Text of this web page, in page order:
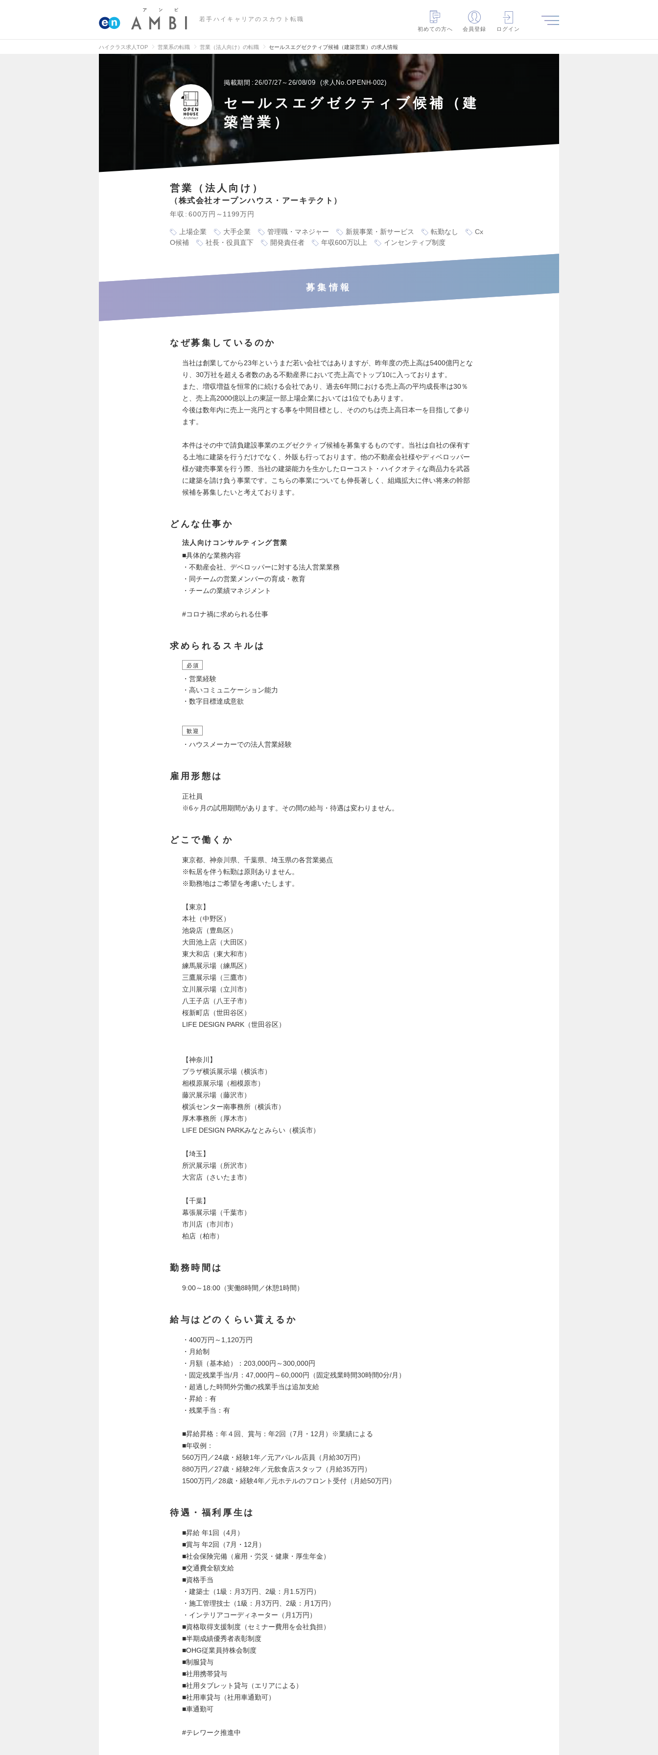
若手ハイキャリアのスカウト転職
初めての方へ
会員登録 ログイン
ハイクラス求人TOP 営業系の転職 営業（法人向け）の転職 セールスエグゼクティブ候補（建築営業）の求人情報
掲載期間 26/07/27～26/08/09 求人No.OPENH-002
セールスエグゼクティブ候補（建
築営業）
営業（法人向け）
株式会社オープンハウス・アーキテクト
年収 600万円～1199万円
上場企業 大手企業 管理職・マネジャー 新規事業・新サービス 転勤なし
Cx
O候補
社長・役員直下 開発責任者 年収600万以上 インセンティブ制度
募集情報
なぜ募集しているのか
当社は創業してから23年というまだ若い会社ではありますが、昨年度の売上高は5400億円とな
り、30万社を超える者数のある不動産界において売上高でトップ10に入っております。
また、増収増益を恒常的に続ける会社であり、過去6年間における売上高の平均成長率は30％
と、売上高2000億以上の東証一部上場企業においては1位でもあります。
今後は数年内に売上一兆円とする事を中間目標とし、そののちは売上高日本一を目指して参り
ます。
本件はその中で請負建設事業のエグゼクティブ候補を募集するものです。当社は自社の保有す
る土地に建築を行うだけでなく、外販も行っております。他の不動産会社様やディベロッパー
様が建売事業を行う際、当社の建築能力を生かしたローコスト・ハイクオティな商品力を武器
に建築を請け負う事業です。こちらの事業についても伸長著しく、組織拡大に伴い将来の幹部
候補を募集したいと考えております。
どんな仕事か
法人向けコンサルティング営業
■具体的な業務内容
・不動産会社、デベロッパーに対する法人営業業務
・同チームの営業メンバーの育成・教育
・チームの業績マネジメント
#コロナ禍に求められる仕事
求められるスキルは
必須
・営業経験
・高いコミュニケーション能力
・数字目標達成意欲
歓迎
・ハウスメーカーでの法人営業経験
雇用形態は
正社員
※6ヶ月の試用期間があります。その間の給与・待遇は変わりません。
どこで働くか
東京都、神奈川県、千葉県、埼玉県の各営業拠点
※転居を伴う転勤は原則ありません。
※勤務地はご希望を考慮いたします。
【東京】
本社（中野区）
池袋店（豊島区）
大田池上店（大田区）
東大和店（東大和市）
練馬展示場（練馬区）
三鷹展示場（三鷹市）
立川展示場（立川市）
八王子店（八王子市）
桜新町店（世田谷区）
LIFE DESIGN PARK（世田谷区）
【神奈川】
プラザ横浜展示場（横浜市）
相模原展示場（相模原市）
藤沢展示場（藤沢市）
横浜センター南事務所（横浜市）
厚木事務所（厚木市）
LIFE DESIGN PARKみなとみらい（横浜市）
【埼玉】
所沢展示場（所沢市）
大宮店（さいたま市）
【千葉】
幕張展示場（千葉市）
市川店（市川市）
柏店（柏市）
勤務時間は
9:00～18:00（実働8時間／休憩1時間）
給与はどのくらい貰えるか
・400万円～1,120万円
・月給制
・月額（基本給）：203,000円～300,000円
・固定残業手当/月：47,000円～60,000円（固定残業時間30時間0分/月）
・超過した時間外労働の残業手当は追加支給
・昇給：有
・残業手当：有
■昇給昇格：年４回、賞与：年2回（7月・12月）※業績による
■年収例：
560万円／24歳・経験1年／元アパレル店員（月給30万円）
880万円／27歳・経験2年／元飲食店スタッフ（月給35万円）
1500万円／28歳・経験4年／元ホテルのフロント受付（月給50万円）
待遇・福利厚生は
■昇給 年1回（4月）
■賞与 年2回（7月・12月）
■社会保険完備（雇用・労災・健康・厚生年金）
■交通費全額支給
■資格手当
・建築士（1級：月3万円、2級：月1.5万円）
・施工管理技士（1級：月3万円、2級：月1万円）
・インテリアコーディネーター（月1万円）
■資格取得支援制度（セミナー費用を会社負担）
■半期成績優秀者表彰制度
■OHG従業員持株会制度
■制服貸与
■社用携帯貸与
■社用タブレット貸与（エリアによる）
■社用車貸与（社用車通勤可）
■車通勤可
#テレワーク推進中